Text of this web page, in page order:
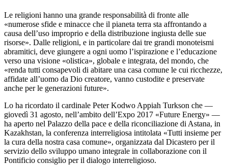
Le religioni hanno una grande responsabilità di fronte alle
«numerose sfide e minacce che il pianeta terra sta affrontando a
causa dell’uso improprio e della distribuzione ingiusta delle sue
risorse». Dalle religioni, e in particolare dai tre grandi monoteismi
abramitici, deve giungere a ogni uomo l’ispirazione e l’educazione
verso una visione «olistica», globale e integrata, del mondo, che
«renda tutti consapevoli di abitare una casa comune le cui ricchezze,
affidate all’uomo da Dio creatore, vanno custodite e preservate
anche per le generazioni future».
Lo ha ricordato il cardinale Peter Kodwo Appiah Turkson che —
giovedì 31 agosto, nell’ambito dell’Expo 2017 «Future Energy» —
ha aperto nel Palazzo della pace e della riconciliazione di Astana, in
Kazakhstan, la conferenza interreligiosa intitolata «Tutti insieme per
la cura della nostra casa comune», organizzata dal Dicastero per il
servizio dello sviluppo umano integrale in collaborazione con il
Pontificio consiglio per il dialogo interreligioso.